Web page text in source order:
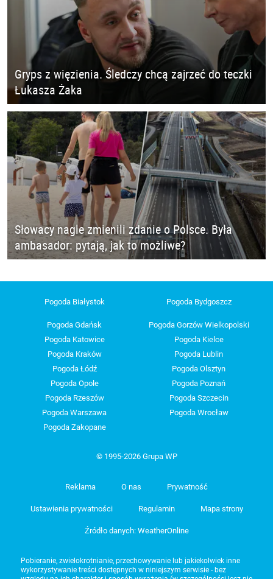
Gryps z więzienia. Śledczy chcą zajrzeć do teczki
Łukasza Żaka
Słowacy nagle zmienili zdanie o Polsce. Była
ambasador: pytają, jak to możliwe?
Pogoda Białystok Pogoda Bydgoszcz
Pogoda Gdańsk
Pogoda Gorzów Wielkopolski
Pogoda Katowice
Pogoda Kielce
Pogoda Kraków
Pogoda Lublin
Pogoda Łódź
Pogoda Olsztyn
Pogoda Opole
Pogoda Poznań
Pogoda Rzeszów
Pogoda Szczecin
Pogoda Warszawa
Pogoda Wrocław
Pogoda Zakopane
© 1995-2026 Grupa WP
Reklama O nas Prywatność
Ustawienia prywatności Regulamin Mapa strony
Źródło danych: WeatherOnline
Pobieranie, zwielokrotnianie, przechowywanie lub jakiekolwiek inne
wykorzystywanie treści dostępnych w niniejszym serwisie - bez